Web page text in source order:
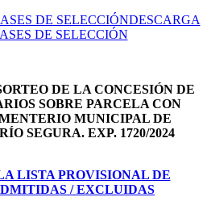
DE SELECCIÓNDESCARGA
DE SELECCIÓN
DE LA CONCESIÓN DE
SOBRE PARCELA CON
MUNICIPAL DE
SEGURA. EXP. 1720/2024
LISTA PROVISIONAL DE
/ EXCLUIDAS